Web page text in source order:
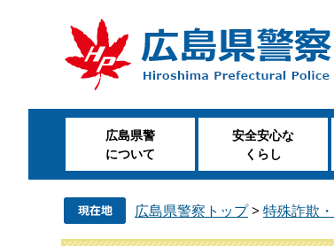
。
て
広島県警
について
安全安心な
くらし
広島県警察トップ>特殊詐欺